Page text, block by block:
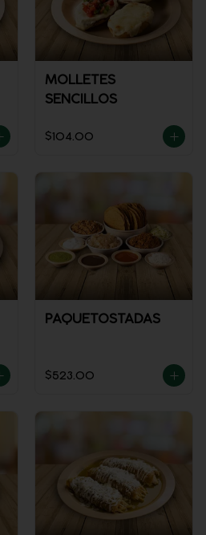
MOLLETES
SENCILLOS
$104.00
PAQUETOSTADAS
$523.00